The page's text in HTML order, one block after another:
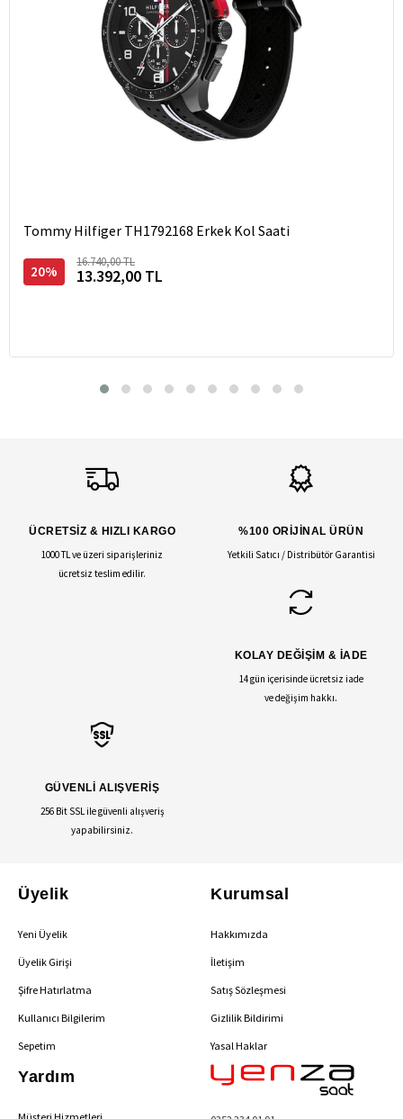
Tommy Hilfiger TH1792168 Erkek Kol Saati
20%
16.740,00 TL
13.392,00 TL
ÜCRETSİZ & HIZLI KARGO
1000 TL ve üzeri siparişleriniz
ücretsiz teslim edilir.
%100 ORİJİNAL ÜRÜN
Yetkili Satıcı / Distribütör Garantisi
KOLAY DEĞİŞİM & İADE
14 gün içerisinde ücretsiz iade
ve değişim hakkı.
GÜVENLİ ALIŞVERİŞ
256 Bit SSL ile güvenli alışveriş
yapabilirsiniz.
Üyelik
Yeni Üyelik
Üyelik Girişi
Şifre Hatırlatma
Kullanıcı Bilgilerim
Sepetim
Kurumsal
Hakkımızda
İletişim
Satış Sözleşmesi
Gizlilik Bildirimi
Yasal Haklar
Yardım